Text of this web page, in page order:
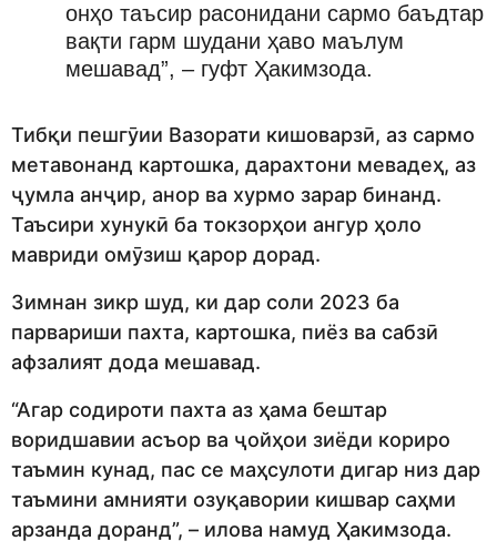
онҳо таъсир расонидани сармо баъдтар
вақти гарм шудани ҳаво маълум
мешавад”, – гуфт Ҳакимзода.
Тибқи пешгӯии Вазорати кишоварзӣ, аз сармо
метавонанд картошка, дарахтони мевадеҳ, аз
ҷумла анҷир, анор ва хурмо зарар бинанд.
Таъсири хунукӣ ба токзорҳои ангур ҳоло
мавриди омӯзиш қарор дорад.
Зимнан зикр шуд, ки дар соли 2023 ба
парвариши пахта, картошка, пиёз ва сабзӣ
афзалият дода мешавад.
“Агар содироти пахта аз ҳама бештар
воридшавии асъор ва ҷойҳои зиёди кориро
таъмин кунад, пас се маҳсулоти дигар низ дар
таъмини амнияти озуқавории кишвар саҳми
арзанда доранд”, – илова намуд Ҳакимзода.